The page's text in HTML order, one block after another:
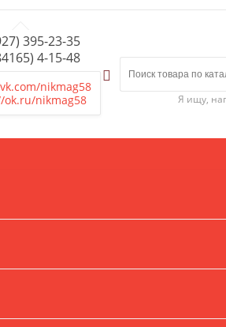
395-23-35
4-15-48
nikmag58
ok.ru/nikmag58
Я ищу,